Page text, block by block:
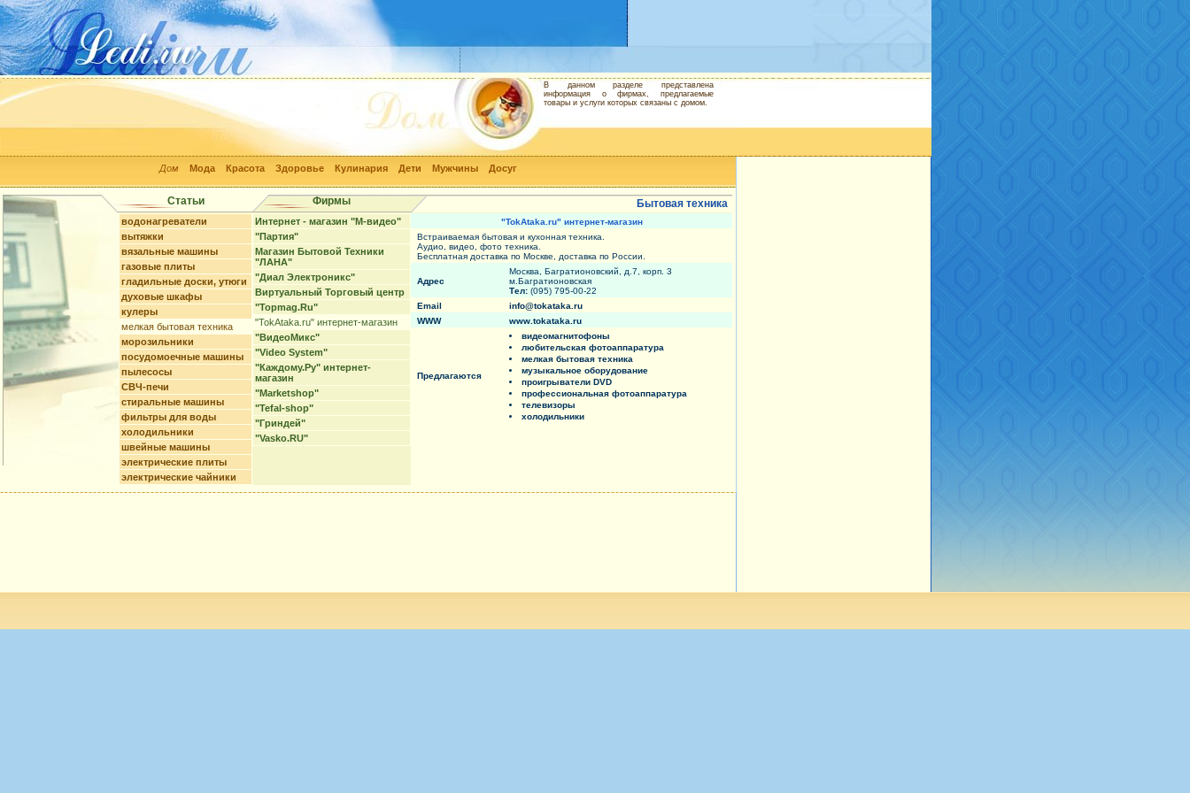
Дом Мода Красота Здоровье Кулинария Дети Мужчины Досуг
В данном разделе представлена
информация о фирмах, предлагаемые
товары и услуги которых связаны с домом.
Статьи Фирмы Бытовая техника
водонагреватели
вытяжки
вязальные машины
газовые плиты
гладильные доски, утюги
духовые шкафы
кулеры
мелкая бытовая техника
морозильники
посудомоечные машины
пылесосы
СВЧ-печи
стиральные машины
фильтры для воды
холодильники
швейные машины
электрические плиты
электрические чайники
Интернет - магазин "М-видео"
"Партия"
Магазин Бытовой Техники
"ЛАНА"
"Диал Электроникс"
Виртуальный Торговый центр
"Topmag.Ru"
"TokAtaka.ru" интернет-магазин
"ВидеоМикс"
"Video System"
"Каждому.Ру" интернет-
магазин
"Marketshop"
"Tefal-shop"
"Гриндей"
"Vasko.RU"
"TokAtaka.ru" интернет-магазин
Встраиваемая бытовая и кухонная техника.
Аудио, видео, фото техника.
Бесплатная доставка по Москве, доставка по России.
Адрес
Москва, Багратионовский, д.7, корп. 3
м.Багратионовская
Тел: (095) 795-00-22
Email
info@tokataka.ru
WWW
www.tokataka.ru
Предлагаются
видеомагнитофоны
любительская фотоаппаратура
мелкая бытовая техника
музыкальное оборудование
проигрыватели DVD
профессиональная фотоаппаратура
телевизоры
холодильники